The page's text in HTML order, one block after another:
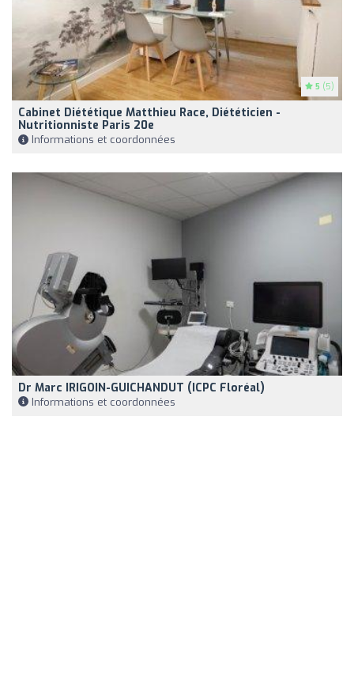
5 (5)
Cabinet Diététique Matthieu Race, Diététicien -
Nutritionniste Paris 20e
Informations et coordonnées
Dr Marc IRIGOIN-GUICHANDUT (ICPC Floréal)
Informations et coordonnées